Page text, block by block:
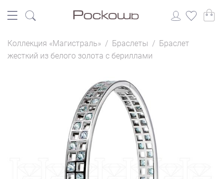
Коллекция «Магистраль» / Браслеты / Браслет
жесткий из белого золота с бериллами